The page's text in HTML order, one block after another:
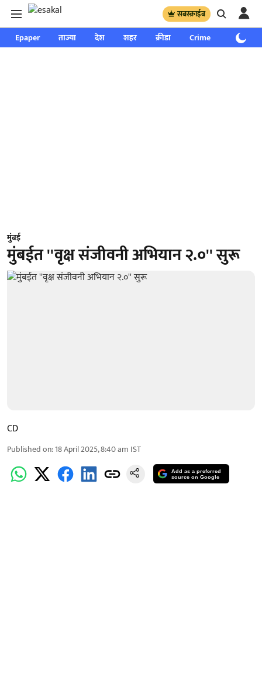
सबस्क्राईब
Epaper ताज्या देश शहर क्रीडा Crime साप्ताहिक
मुंबई
मुंबईत ''वृक्ष संजीवनी अभियान २.०'' सुरू
CD
Published on:18 April 2025, 8:40 am IST
Add as a preferred
source on Google